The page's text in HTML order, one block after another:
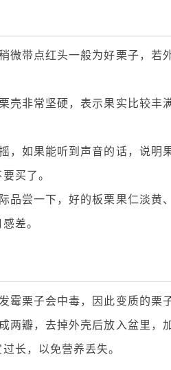
微带点红头一般为好栗子，若
壳非常坚硬，表示果实比较丰
，如果能听到声音的话，说明
买了。
品尝一下，好的板栗果仁淡黄
差。
霉栗子会中毒，因此变质的栗
两瓣，去掉外壳后放入盆里，
长，以免营养丢失。